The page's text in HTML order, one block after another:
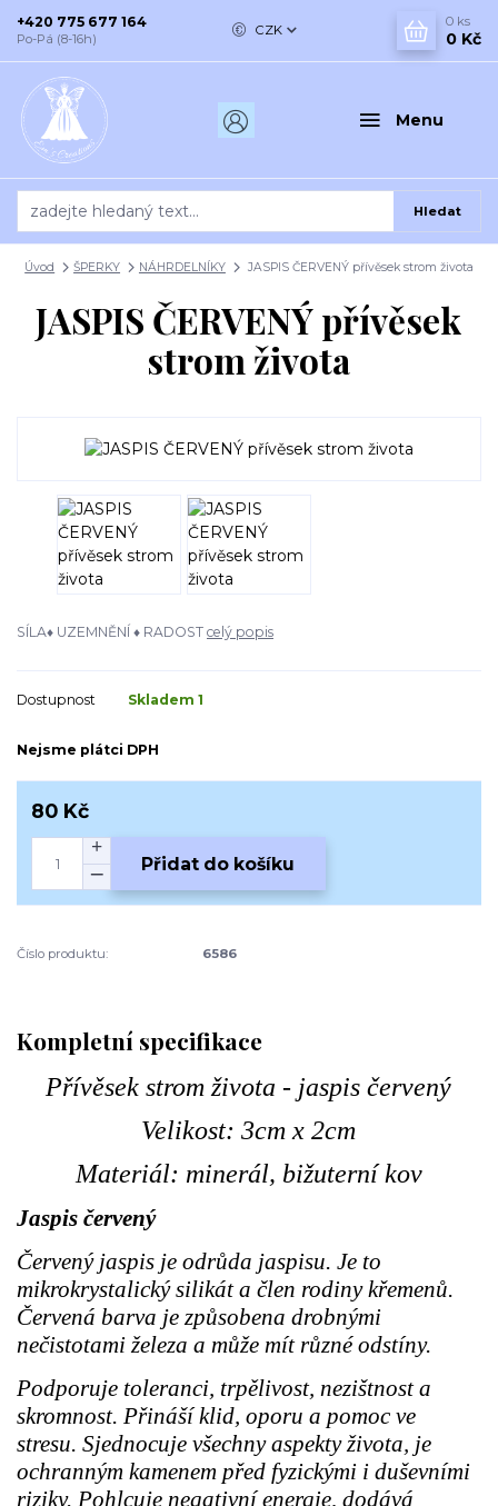
Menu
CZK
Hledat
+420 775 677 164
Po-Pá (8-16h)
0 ks
0 Kč
Úvod ŠPERKY NÁHRDELNÍKY JASPIS ČERVENÝ přívěsek strom života
JASPIS ČERVENÝ přívěsek
strom života
SÍLA♦ UZEMNĚNÍ ♦ RADOST celý popis
Dostupnost Skladem 1
Nejsme plátci DPH
80 Kč
Přidat do košíku
Číslo produktu: 6586
Kompletní specifikace
Přívěsek strom života - jaspis červený
Velikost: 3cm x 2cm
Materiál: minerál, bižuterní kov
Jaspis červený
Červený jaspis je odrůda jaspisu. Je to
mikrokrystalický silikát a člen rodiny křemenů.
Červená barva je způsobena drobnými
nečistotami železa a může mít různé odstíny.
Podporuje toleranci, trpělivost, nezištnost a
skromnost. Přináší klid, oporu a pomoc ve
stresu. Sjednocuje všechny aspekty života, je
ochranným kamenem před fyzickými i duševními
riziky. Pohlcuje negativní energie, dodává